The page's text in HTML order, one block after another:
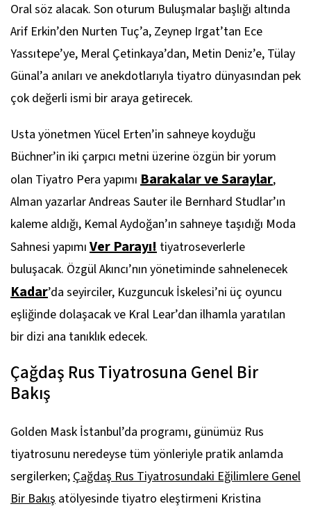
Oral söz alacak. Son oturum Buluşmalar başlığı altında
Arif Erkin’den Nurten Tuç’a, Zeynep Irgat’tan Ece
Yassıtepe’ye, Meral Çetinkaya’dan, Metin Deniz’e, Tülay
Günal’a anıları ve anekdotlarıyla tiyatro dünyasından pek
çok değerli ismi bir araya getirecek.
Usta yönetmen Yücel Erten’in sahneye koyduğu
Büchner’in iki çarpıcı metni üzerine özgün bir yorum
olan Tiyatro Pera yapımı Barakalar ve Saraylar,
Alman yazarlar Andreas Sauter ile Bernhard Studlar’ın
kaleme aldığı, Kemal Aydoğan’ın sahneye taşıdığı Moda
Sahnesi yapımı Ver Parayı! tiyatroseverlerle
buluşacak. Özgül Akıncı’nın yönetiminde sahnelenecek
Kadar’da seyirciler, Kuzguncuk İskelesi’ni üç oyuncu
eşliğinde dolaşacak ve Kral Lear’dan ilhamla yaratılan
bir dizi ana tanıklık edecek.
Çağdaş Rus Tiyatrosuna Genel Bir
Bakış
Golden Mask İstanbul’da programı, günümüz Rus
tiyatrosunu neredeyse tüm yönleriyle pratik anlamda
sergilerken;Çağdaş Rus Tiyatrosundaki Eğilimlere Genel
Bir Bakış atölyesinde tiyatro eleştirmeni Kristina